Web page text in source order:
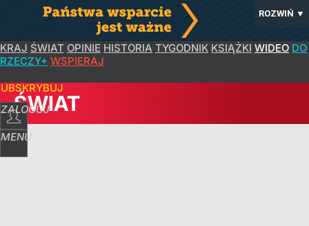
ROZWIŃ ▼
KRAJ ŚWIAT OPINIE HISTORIA TYGODNIK KSIĄŻKI WIDEO DO
RZECZY+ WSPIERAJ
ZALOGUJ
MENU
ŚWIAT